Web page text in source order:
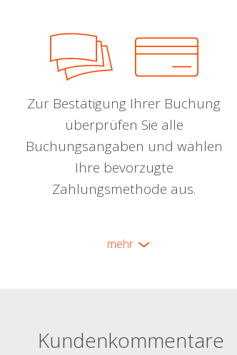
Zur Bestätigung Ihrer Buchung
überprüfen Sie alle
Buchungsangaben und wählen
Ihre bevorzugte
Zahlungsmethode aus.
mehr
Kundenkommentare